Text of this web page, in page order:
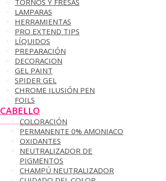
TORNOS Y FRESAS
LAMPARAS
HERRAMIENTAS
PRO EXTEND TIPS
LÍQUIDOS
PREPARACIÓN
DECORACION
GEL PAINT
SPIDER GEL
CHROME ILUSIÓN PEN
FOILS
CABELLO
COLORACIÓN
PERMANENTE 0% AMONIACO
OXIDANTES
NEUTRALIZADOR DE
PIGMENTOS
CHAMPÚ NEUTRALIZADOR